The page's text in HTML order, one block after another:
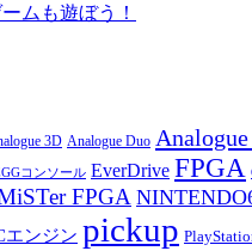
ムも遊ぼう！
3D Analogue Duo
コンソール EverDrive FPGA
FPGA
エンジン pickup